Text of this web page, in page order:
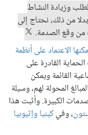
وزيادة النشاط
من ذلك، نحتاج إلى
من وقع الصدمة.
الاعتماد على أنظمة
القادرة على
القائمة ويمكن
المحولة لهم، وسيلة
الكبيرة. وأثبت هذا
، وفيكينياوإثيوبيا